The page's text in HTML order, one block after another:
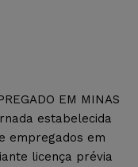
EM MINAS
estabelecida
empregados em
licença prévia